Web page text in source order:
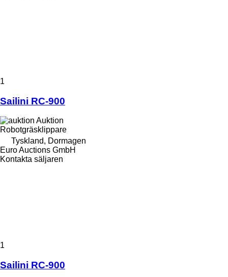
1
Sailini RC-900
Auktion
Robotgräsklippare
Tyskland, Dormagen
Euro Auctions GmbH
Kontakta säljaren
1
Sailini RC-900